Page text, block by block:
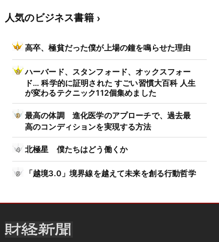
人気のビジネス書籍
高卒、極貧だった僕が上場の鐘を鳴らせた理由
ハーバード、スタンフォード、オックスフォー
ド… 科学的に証明された すごい習慣大百科 人生
が変わるテクニック112個集めました
最高の体調 進化医学のアプローチで、過去最
高のコンディションを実現する方法
北極星 僕たちはどう働くか
「越境3.0」境界線を越えて未来を創る行動哲学